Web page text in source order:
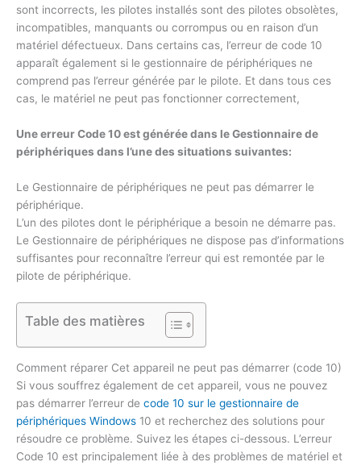
sont incorrects, les pilotes installés sont des pilotes obsolètes,
incompatibles, manquants ou corrompus ou en raison d’un
matériel défectueux. Dans certains cas, l’erreur de code 10
apparaît également si le gestionnaire de périphériques ne
comprend pas l’erreur générée par le pilote. Et dans tous ces
cas, le matériel ne peut pas fonctionner correctement,
Une erreur Code 10 est générée dans le Gestionnaire de
périphériques dans l’une des situations suivantes:
Le Gestionnaire de périphériques ne peut pas démarrer le
périphérique.
L’un des pilotes dont le périphérique a besoin ne démarre pas.
Le Gestionnaire de périphériques ne dispose pas d’informations
suffisantes pour reconnaître l’erreur qui est remontée par le
pilote de périphérique.
Table des matières
Comment réparer Cet appareil ne peut pas démarrer (code 10)
Si vous souffrez également de cet appareil, vous ne pouvez
pas démarrer l’erreur de code 10 sur le gestionnaire de
périphériques Windows 10 et recherchez des solutions pour
résoudre ce problème. Suivez les étapes ci-dessous. L’erreur
Code 10 est principalement liée à des problèmes de matériel et